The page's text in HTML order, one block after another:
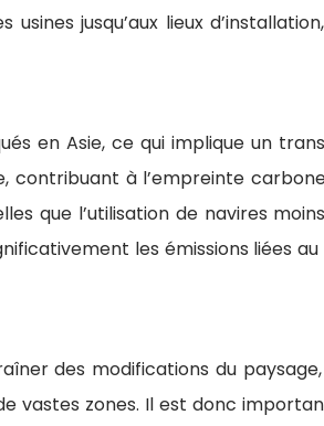
usines jusqu’aux lieux
en Asie, ce qui implique un
contribuant à l’empreinte
que l’utilisation de navires
les émissions liées
des modifications du
vastes zones. Il est donc